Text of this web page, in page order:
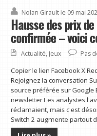
Nolan Girault le 09 mai
Hausse des prix
confirmée – voici
Actualité, Jeux Pas
Copier le lien Facebook X
Rejoignez la conversation
source préférée sur Google
newsletter Les analystes
réclamaient, mais c'est
Switch 2 augmente partout